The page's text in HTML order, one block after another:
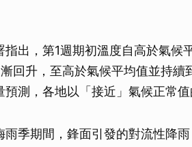
出，第1週期初溫度自高於氣候
回升，至高於氣候平均值並持續
測，各地以「接近」氣候正常值
雨季期間，鋒面引發的對流性降